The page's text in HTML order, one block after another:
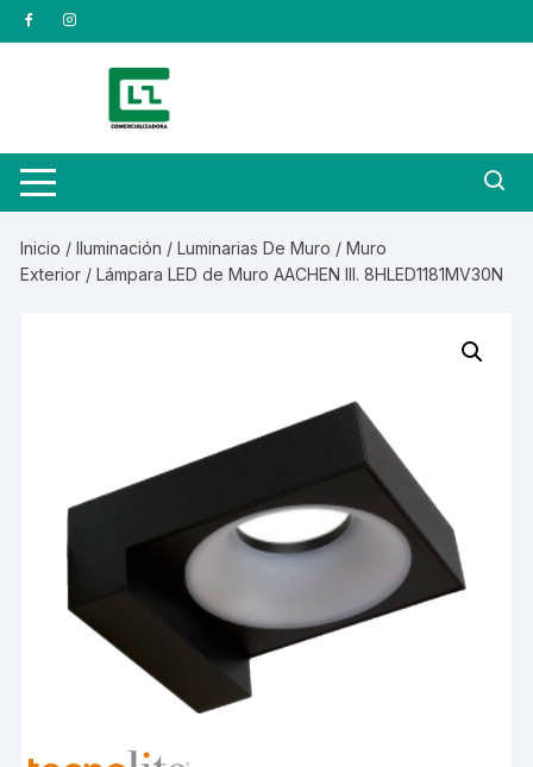
Saltar
al
Inicio /Iluminación /Luminarias De Muro /Muro
Exterior / Lámpara LED de Muro AACHEN III. 8HLED1181MV30N